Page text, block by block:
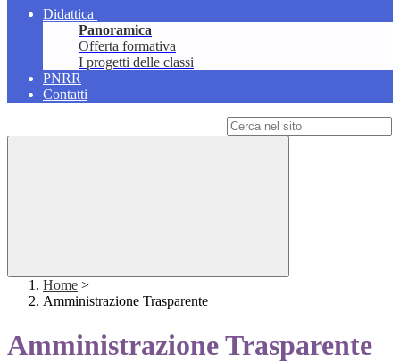
Didattica
Panoramica
Offerta formativa
I progetti delle classi
PNRR
Contatti
Home >
Amministrazione Trasparente
Amministrazione Trasparente